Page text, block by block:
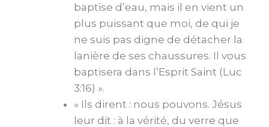
baptise d’eau, mais il en vient un
plus puissant que moi, de qui je
ne suis pas digne de détacher la
lanière de ses chaussures. Il vous
baptisera dans l’Esprit Saint (Luc
3:16) ».
« Ils dirent : nous pouvons. Jésus
leur dit : à la vérité, du verre que